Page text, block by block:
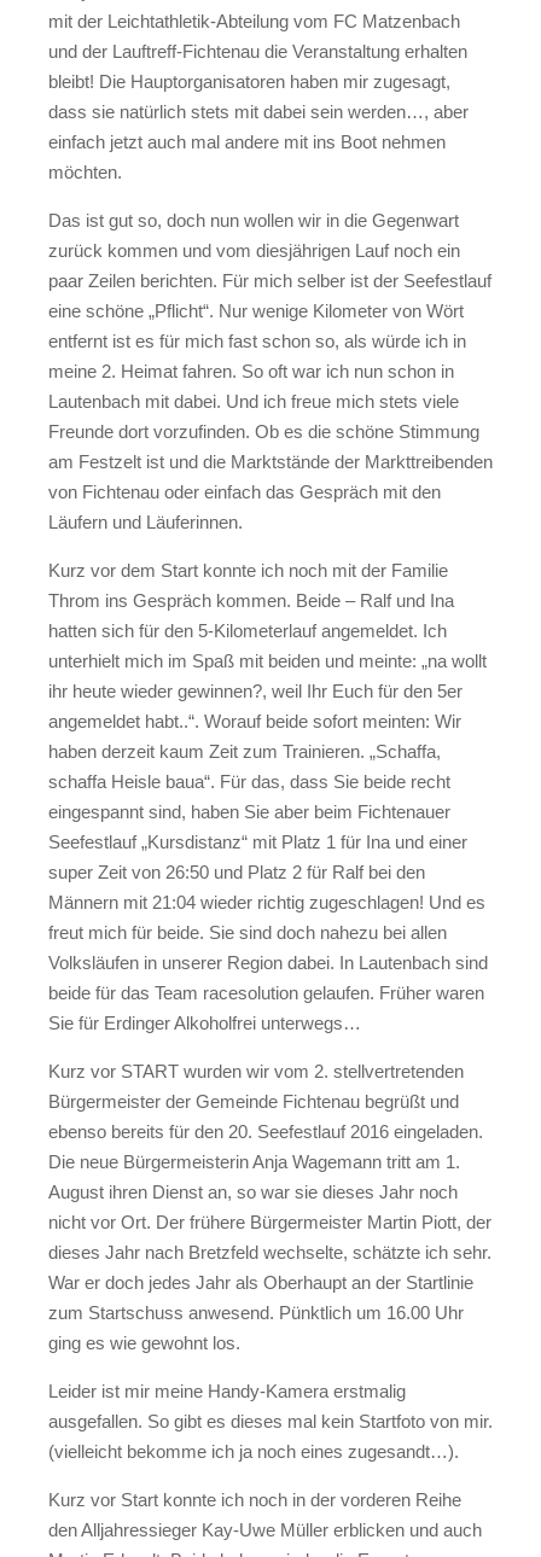
mit der Leichtathletik-Abteilung vom FC Matzenbach
und der Lauftreff-Fichtenau die Veranstaltung erhalten
bleibt! Die Hauptorganisatoren haben mir zugesagt,
dass sie natürlich stets mit dabei sein werden…, aber
einfach jetzt auch mal andere mit ins Boot nehmen
möchten.
Das ist gut so, doch nun wollen wir in die Gegenwart
zurück kommen und vom diesjährigen Lauf noch ein
paar Zeilen berichten. Für mich selber ist der Seefestlauf
eine schöne „Pflicht“. Nur wenige Kilometer von Wört
entfernt ist es für mich fast schon so, als würde ich in
meine 2. Heimat fahren. So oft war ich nun schon in
Lautenbach mit dabei. Und ich freue mich stets viele
Freunde dort vorzufinden. Ob es die schöne Stimmung
am Festzelt ist und die Marktstände der Markttreibenden
von Fichtenau oder einfach das Gespräch mit den
Läufern und Läuferinnen.
Kurz vor dem Start konnte ich noch mit der Familie
Throm ins Gespräch kommen. Beide – Ralf und Ina
hatten sich für den 5-Kilometerlauf angemeldet. Ich
unterhielt mich im Spaß mit beiden und meinte: „na wollt
ihr heute wieder gewinnen?, weil Ihr Euch für den 5er
angemeldet habt..“. Worauf beide sofort meinten: Wir
haben derzeit kaum Zeit zum Trainieren. „Schaffa,
schaffa Heisle baua“. Für das, dass Sie beide recht
eingespannt sind, haben Sie aber beim Fichtenauer
Seefestlauf „Kursdistanz“ mit Platz 1 für Ina und einer
super Zeit von 26:50 und Platz 2 für Ralf bei den
Männern mit 21:04 wieder richtig zugeschlagen! Und es
freut mich für beide. Sie sind doch nahezu bei allen
Volksläufen in unserer Region dabei. In Lautenbach sind
beide für das Team racesolution gelaufen. Früher waren
Sie für Erdinger Alkoholfrei unterwegs…
Kurz vor START wurden wir vom 2. stellvertretenden
Bürgermeister der Gemeinde Fichtenau begrüßt und
ebenso bereits für den 20. Seefestlauf 2016 eingeladen.
Die neue Bürgermeisterin Anja Wagemann tritt am 1.
August ihren Dienst an, so war sie dieses Jahr noch
nicht vor Ort. Der frühere Bürgermeister Martin Piott, der
dieses Jahr nach Bretzfeld wechselte, schätzte ich sehr.
War er doch jedes Jahr als Oberhaupt an der Startlinie
zum Startschuss anwesend. Pünktlich um 16.00 Uhr
ging es wie gewohnt los.
Leider ist mir meine Handy-Kamera erstmalig
ausgefallen. So gibt es dieses mal kein Startfoto von mir.
(vielleicht bekomme ich ja noch eines zugesandt…).
Kurz vor Start konnte ich noch in der vorderen Reihe
den Alljahressieger Kay-Uwe Müller erblicken und auch